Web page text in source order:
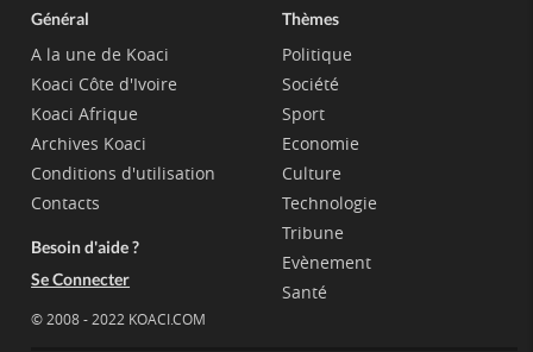
Général
A la une de Koaci
Koaci Côte d'Ivoire
Koaci Afrique
Archives Koaci
Conditions d'utilisation
Contacts
Besoin d'aide ?
Se Connecter
© 2008 - 2022 KOACI.COM
Thèmes
Politique
Société
Sport
Economie
Culture
Technologie
Tribune
Evènement
Santé